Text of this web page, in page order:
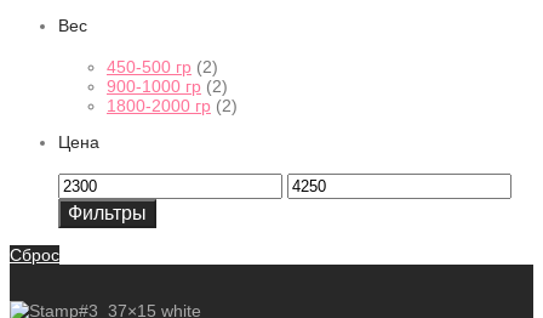
Вес
450-500 гр (2)
900-1000 гр (2)
1800-2000 гр (2)
Цена
Минимальная
цена
Максимальная
цена
Фильтры
Сброс